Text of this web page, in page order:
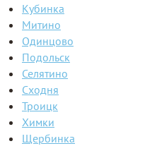
Кубинка
Митино
Одинцово
Подольск
Селятино
Сходня
Троицк
Химки
Щербинка